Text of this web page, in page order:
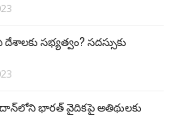
సభ్యత్వం? సదస్సుకు
మైదాన్‌లోని భారత్ వైదికపై అతిథులకు